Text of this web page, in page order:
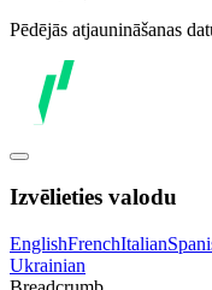
Pēdējās atjaunināšanas
Izvēlieties valodu
EnglishFrenchItalian
Ukrainian